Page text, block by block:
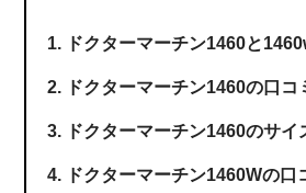
ドクターマーチン1460と
ドクターマーチン1460の口コ
ドクターマーチン1460のサイ
ドクターマーチン1460Wの口